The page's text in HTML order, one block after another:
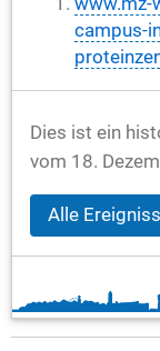
campus-
Dies ist ein
vom 18.
Alle